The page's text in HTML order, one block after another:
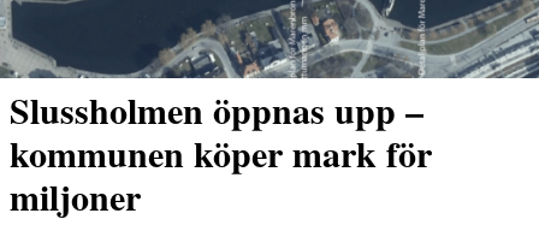
Slussholmen öppnas upp –
kommunen köper mark för
miljoner